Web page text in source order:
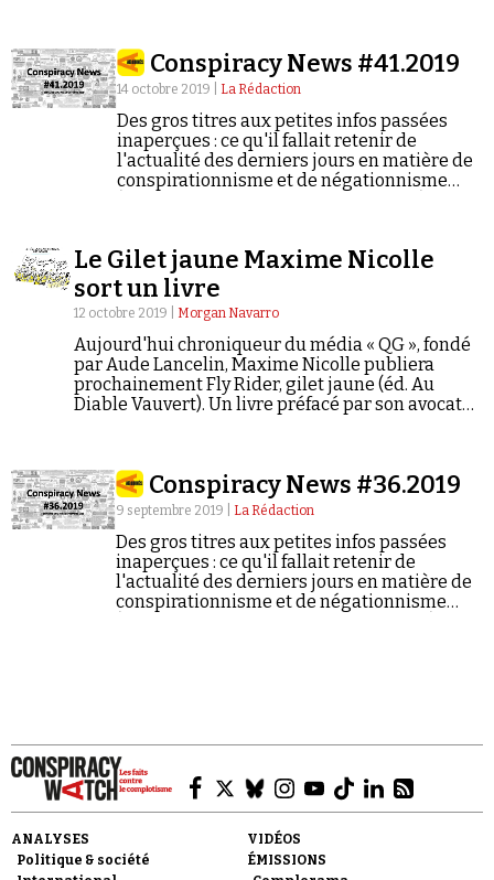
Conspiracy News #41.2019
14 octobre 2019 | La Rédaction
Des gros titres aux petites infos passées
inaperçues : ce qu'il fallait retenir de
l'actualité des derniers jours en matière de
conspirationnisme et de négationnisme
Le Gilet jaune Maxime Nicolle
sort un livre
12 octobre 2019 | Morgan Navarro
Aujourd'hui chroniqueur du média « QG », fondé
par Aude Lancelin, Maxime Nicolle publiera
prochainement Fly Rider, gilet jaune (éd. Au
Diable Vauvert). Un livre préfacé par son avocat
complotistes entend répondre à ses détracteurs.
Conspiracy News #36.2019
9 septembre 2019 | La Rédaction
Des gros titres aux petites infos passées
inaperçues : ce qu'il fallait retenir de
l'actualité des derniers jours en matière de
conspirationnisme et de négationnisme
ANALYSES
Politique & société
VIDÉOS
ÉMISSIONS